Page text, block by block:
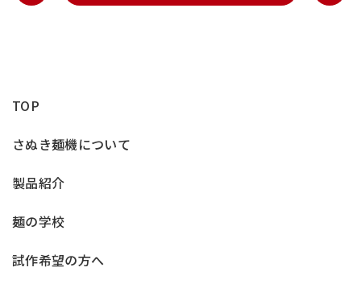
TOP
さぬき麺機について
製品紹介
麺の学校
試作希望の方へ